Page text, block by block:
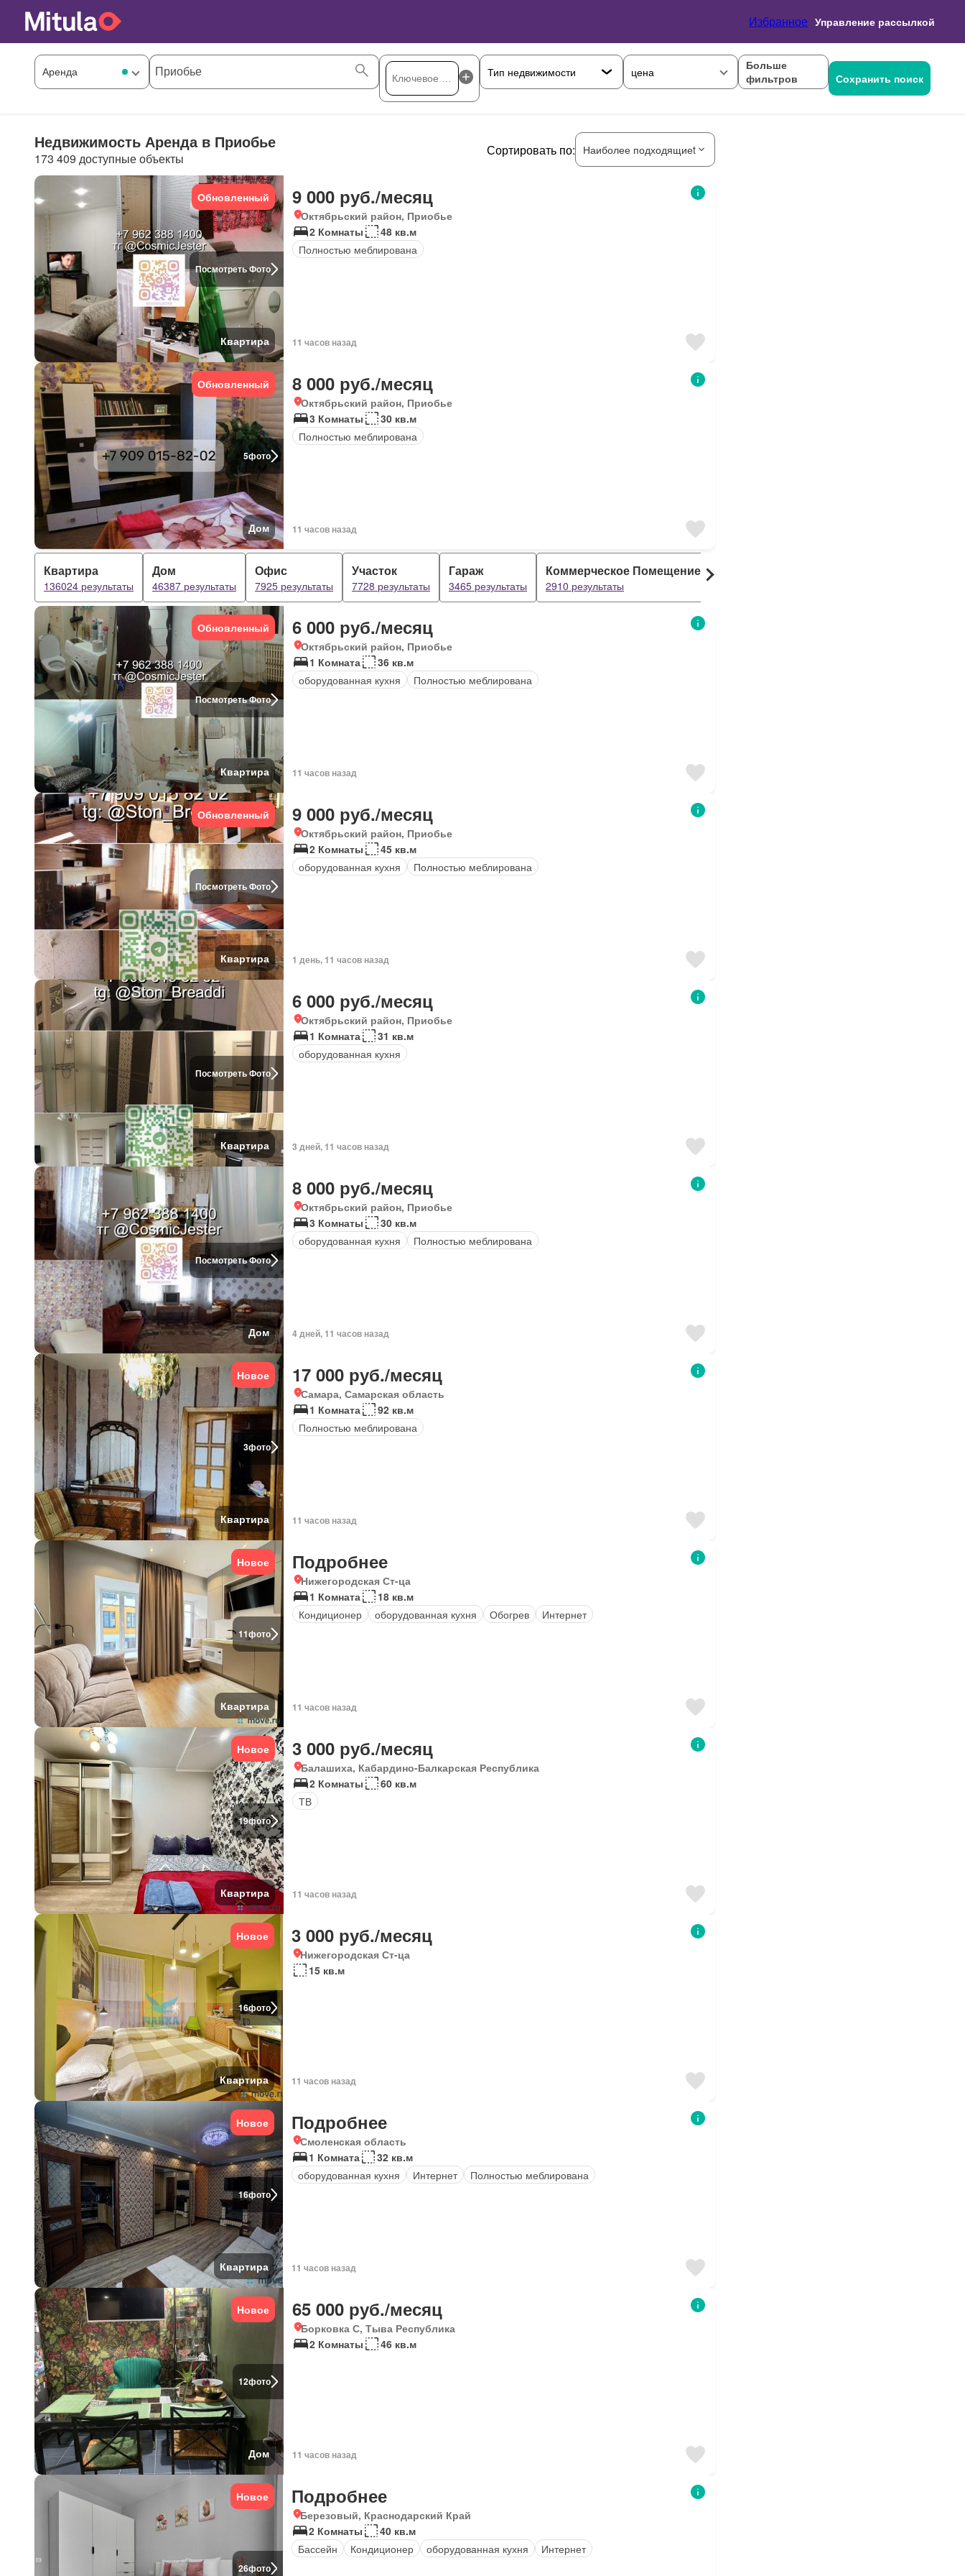
Избранное Управление рассылкой
цена
Больше
фильтров
Сохранить поиск
Недвижимость Аренда в Приобье
173 409 доступные объекты
Сортировать по: Наиболее подходящиеt
Посмотреть Фото
Обновленный
Квартира
9 000 руб./месяц
Октябрьский район, Приобье
2 Комнаты
48 кв.м
Полностью меблирована
11 часов назад
5фото
Обновленный
Дом
8 000 руб./месяц
Октябрьский район, Приобье
3 Комнаты
30 кв.м
Полностью меблирована
11 часов назад
Квартира
136024 результаты
Дом
46387 результаты
Офис
7925 результаты
Участок
7728 результаты
Гараж
3465 результаты
Коммерческое Помещение
2910 результаты
Посмотреть Фото
Обновленный
Квартира
6 000 руб./месяц
Октябрьский район, Приобье
1 Комната
36 кв.м
оборудованная кухня
Полностью меблирована
11 часов назад
Посмотреть Фото
Обновленный
Квартира
9 000 руб./месяц
Октябрьский район, Приобье
2 Комнаты
45 кв.м
оборудованная кухня
Полностью меблирована
1 день, 11 часов назад
Посмотреть Фото
Квартира
6 000 руб./месяц
Октябрьский район, Приобье
1 Комната
31 кв.м
оборудованная кухня
3 дней, 11 часов назад
Посмотреть Фото
Дом
8 000 руб./месяц
Октябрьский район, Приобье
3 Комнаты
30 кв.м
оборудованная кухня
Полностью меблирована
4 дней, 11 часов назад
3фото
Новое
Квартира
17 000 руб./месяц
Самара, Самарская область
1 Комната
92 кв.м
Полностью меблирована
11 часов назад
11фото
Новое
Квартира
Подробнее
Нижегородская Ст-ца
1 Комната
18 кв.м
Кондиционер
оборудованная кухня Обогрев Интернет
11 часов назад
19фото
Новое
Квартира
3 000 руб./месяц
Балашиха, Кабардино-Балкарская Республика
2 Комнаты
60 кв.м
ТВ
11 часов назад
16фото
Новое
Квартира
3 000 руб./месяц
Нижегородская Ст-ца
15 кв.м
11 часов назад
16фото
Новое
Квартира
Подробнее
Смоленская область
1 Комната
32 кв.м
оборудованная кухня
Интернет Полностью меблирована
11 часов назад
12фото
Новое
Дом
65 000 руб./месяц
Борковка С, Тыва Республика
2 Комнаты
46 кв.м
11 часов назад
26фото
Новое Подробнее
Березовый, Краснодарский Край
2 Комнаты
40 кв.м
Бассейн
Кондиционер оборудованная кухня Интернет